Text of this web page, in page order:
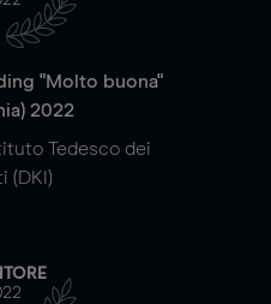
"Molto buona"
2022
Tedesco dei
(DKI)